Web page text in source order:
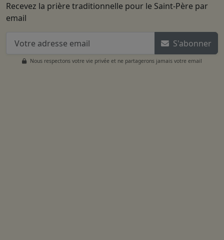
Recevez la prière traditionnelle pour le Saint-Père par
email
S'abonner
Nous respectons votre vie privée et ne partagerons jamais votre email